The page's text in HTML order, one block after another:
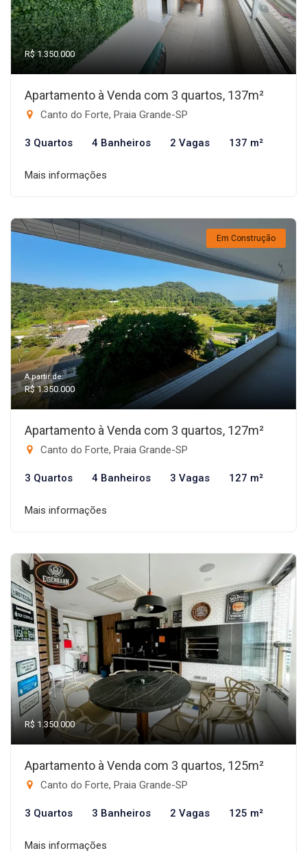
R$ 1.350.000
Apartamento à Venda com 3 quartos, 137m²
Canto do Forte, Praia Grande-SP
3 Quartos 4 Banheiros 2 Vagas 137 m²
Mais informações
Em Construção
A partir de:
R$ 1.350.000
Apartamento à Venda com 3 quartos, 127m²
Canto do Forte, Praia Grande-SP
3 Quartos 4 Banheiros 3 Vagas 127 m²
Mais informações
R$ 1.350.000
Apartamento à Venda com 3 quartos, 125m²
Canto do Forte, Praia Grande-SP
3 Quartos 3 Banheiros 2 Vagas 125 m²
Mais informações